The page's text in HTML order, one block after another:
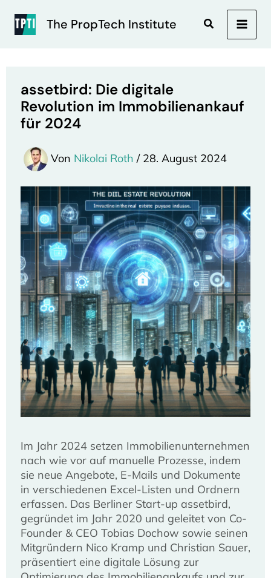
Inhalt
springen
The PropTech Institute Suchen
assetbird: Die digitale
Revolution im Immobilienankauf
für 2024
Von Nikolai Roth / 28. August 2024
Im Jahr 2024 setzen Immobilienunternehmen
nach wie vor auf manuelle Prozesse, indem
sie neue Angebote, E-Mails und Dokumente
in verschiedenen Excel-Listen und Ordnern
erfassen. Das Berliner Start-up assetbird,
gegründet im Jahr 2020 und geleitet von Co-
Founder & CEO Tobias Dochow sowie seinen
Mitgründern Nico Kramp und Christian Sauer,
präsentiert eine digitale Lösung zur